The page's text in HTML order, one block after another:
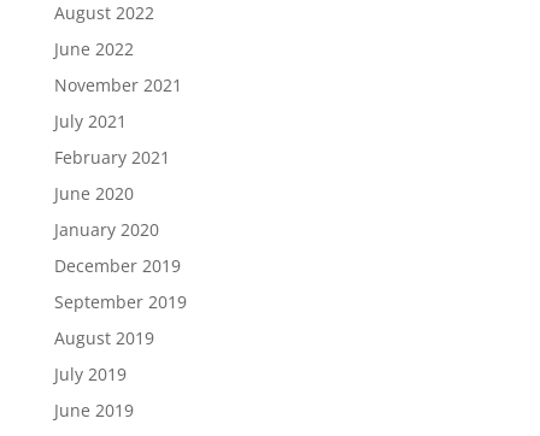
August 2022
June 2022
November 2021
July 2021
February 2021
June 2020
January 2020
December 2019
September 2019
August 2019
July 2019
June 2019